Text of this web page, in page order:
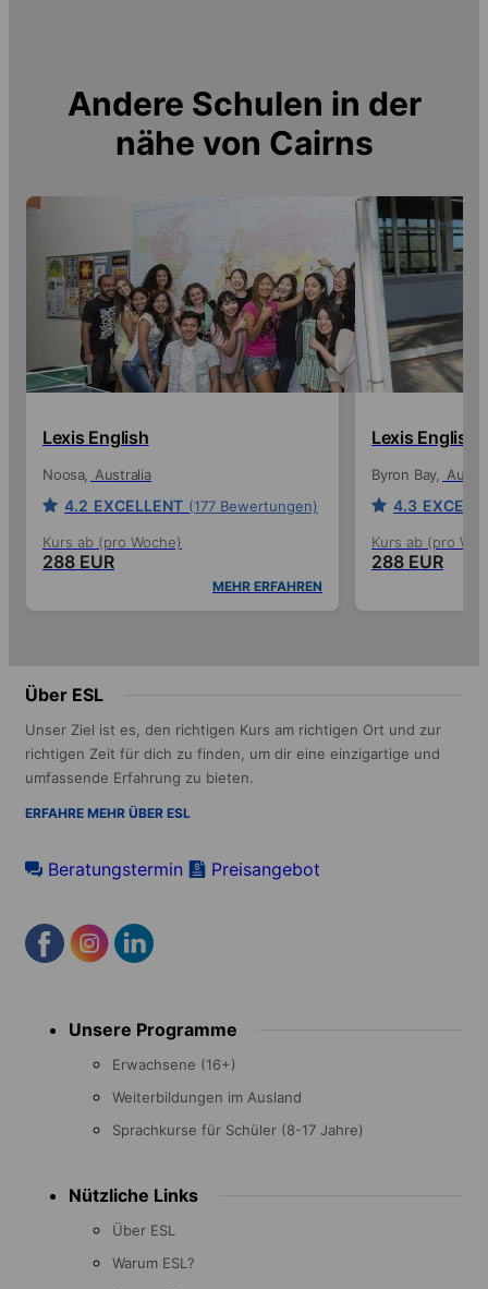
Andere Schulen in der
nähe von Cairns
Lexis English
Noosa Australia
4.2 EXCELLENT (177 Bewertungen)
Kurs ab (pro Woche)
288 EUR
MEHR ERFAHREN
Lexis English
Byron Bay
4.3
Kurs ab (pro
288 EUR
Über ESL
Unser Ziel ist es, den richtigen Kurs am richtigen Ort und zur
richtigen Zeit für dich zu finden, um dir eine einzigartige und
umfassende Erfahrung zu bieten.
ERFAHRE MEHR ÜBER ESL
Beratungstermin Preisangebot
menu Unsere Programme
Erwachsene (16+)
Weiterbildungen im Ausland
Sprachkurse für Schüler (8-17 Jahre)
Nützliche Links
Über ESL
Warum ESL?